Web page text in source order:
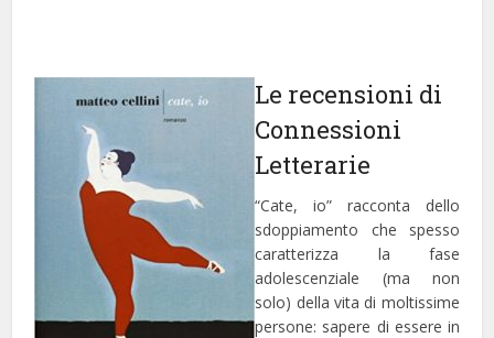
Le recensioni di
Connessioni
Letterarie
“Cate, io” racconta dello
sdoppiamento che spesso
caratterizza la fase
adolescenziale (ma non
solo) della vita di moltissime
persone: sapere di essere in